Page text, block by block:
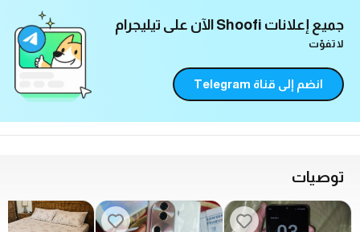
جميع إعلانات Shoofi الآن على تيليجرام
لا تفوّت
انضم إلى قناة Telegram
توصيات